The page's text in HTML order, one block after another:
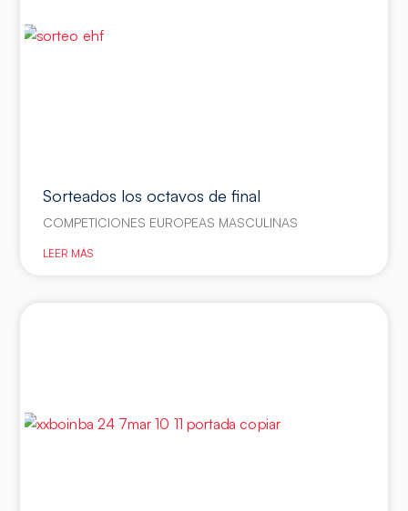
Sorteados los octavos de final
COMPETICIONES EUROPEAS MASCULINAS
LEER MÁS